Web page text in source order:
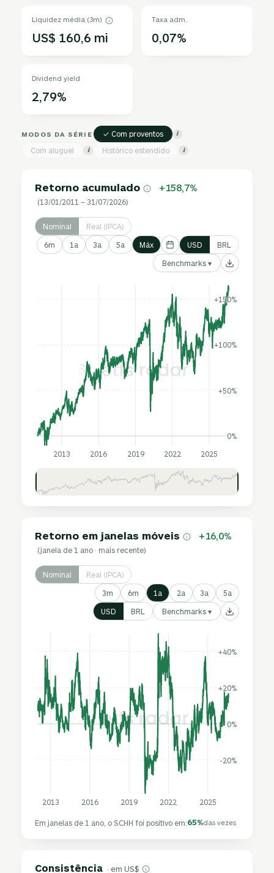
Liquidez média (3m)
US$ 160,6 mi
Taxa adm.
0,07%
Dividend yield
2,79%
MODOS DA SÉRIE ✓ Com proventos i
Com aluguel i Histórico estendido i
Retorno acumulado +158,7%
(13/01/2011 – 31/07/2026)
Nominal Real (IPCA)
6m 1a 3a 5a Máx USD BRL
Benchmarks ▾
0%
+50%
+100%
+150%
2013 2016 2019 2022 2025
Retorno em janelas móveis +16,0%
(janela de 1 ano · mais recente)
Nominal Real (IPCA)
3m 6m 1a 2a 3a 5a
USD BRL Benchmarks ▾
-20%
0%
+20%
+40%
2013 2016 2019 2022 2025
Em janelas de 1 ano, o SCHH foi positivo em:65%das vezes
Consistência · em US$